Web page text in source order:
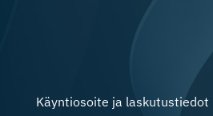
Käyntiosoite ja laskutustiedot